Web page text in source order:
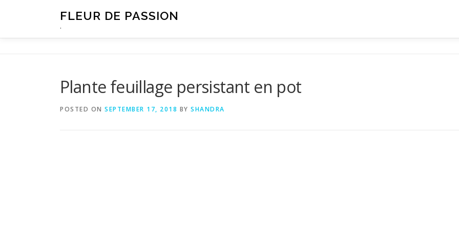
FLEUR DE PASSION
.
Plante feuillage persistant en pot
POSTED ON SEPTEMBER 17, 2018 BY SHANDRA